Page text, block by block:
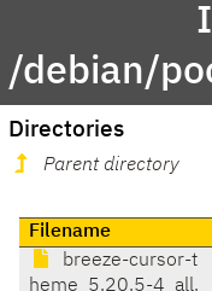
/debian/
Directories
Parent directory
Filename
breeze-cursor-t
heme_5.20.5-4_all.